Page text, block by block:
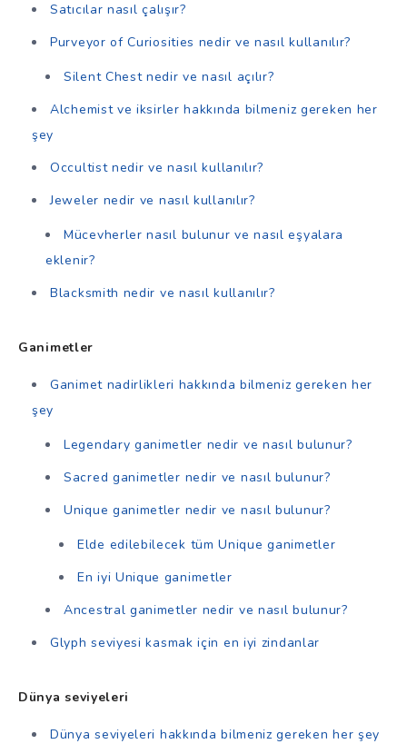
Satıcılar nasıl çalışır?
Purveyor of Curiosities nedir ve nasıl kullanılır?
Silent Chest nedir ve nasıl açılır?
Alchemist ve iksirler hakkında bilmeniz gereken her
şey
Occultist nedir ve nasıl kullanılır?
Jeweler nedir ve nasıl kullanılır?
Mücevherler nasıl bulunur ve nasıl eşyalara
eklenir?
Blacksmith nedir ve nasıl kullanılır?
Ganimetler
Ganimet nadirlikleri hakkında bilmeniz gereken her
şey
Legendary ganimetler nedir ve nasıl bulunur?
Sacred ganimetler nedir ve nasıl bulunur?
Unique ganimetler nedir ve nasıl bulunur?
Elde edilebilecek tüm Unique ganimetler
En iyi Unique ganimetler
Ancestral ganimetler nedir ve nasıl bulunur?
Glyph seviyesi kasmak için en iyi zindanlar
Dünya seviyeleri
Dünya seviyeleri hakkında bilmeniz gereken her şey